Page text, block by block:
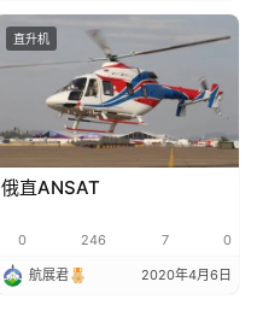
直升机
俄直ANSAT
0 246 7 0
航展君 2020年4月6日